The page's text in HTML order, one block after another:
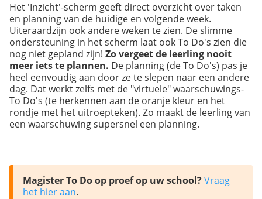
Het 'Inzicht'-scherm geeft direct overzicht over taken
en planning van de huidige en volgende week.
Uiteraardzijn ook andere weken te zien. De slimme
ondersteuning in het scherm laat ook To Do's zien die
nog niet gepland zijn! Zo vergeet de leerling nooit
meer iets te plannen. De planning (de To Do's) pas je
heel eenvoudig aan door ze te slepen naar een andere
dag. Dat werkt zelfs met de "virtuele" waarschuwings-
To Do's (te herkennen aan de oranje kleur en het
rondje met het uitroepteken). Zo maakt de leerling van
een waarschuwing supersnel een planning.
Magister To Do op proef op uw school? Vraag
het hier aan.